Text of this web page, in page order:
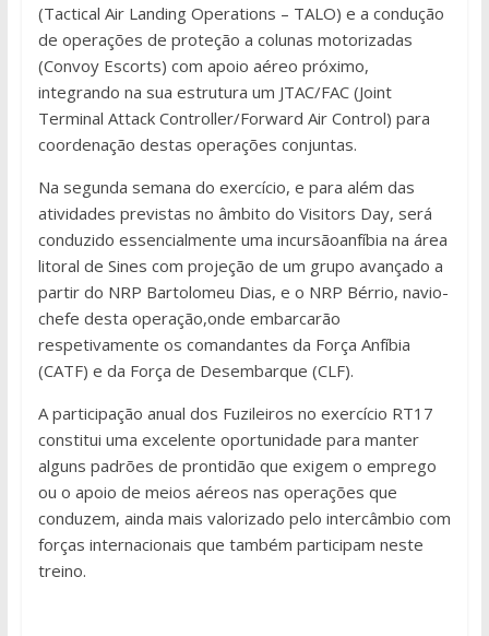
(Tactical Air Landing Operations – TALO) e a condução
de operações de proteção a colunas motorizadas
(Convoy Escorts) com apoio aéreo próximo,
integrando na sua estrutura um JTAC/FAC (Joint
Terminal Attack Controller/Forward Air Control) para
coordenação destas operações conjuntas.
Na segunda semana do exercício, e para além das
atividades previstas no âmbito do Visitors Day, será
conduzido essencialmente uma incursãoanfíbia na área
litoral de Sines com projeção de um grupo avançado a
partir do NRP Bartolomeu Dias, e o NRP Bérrio, navio-
chefe desta operação,onde embarcarão
respetivamente os comandantes da Força Anfíbia
(CATF) e da Força de Desembarque (CLF).
A participação anual dos Fuzileiros no exercício RT17
constitui uma excelente oportunidade para manter
alguns padrões de prontidão que exigem o emprego
ou o apoio de meios aéreos nas operações que
conduzem, ainda mais valorizado pelo intercâmbio com
forças internacionais que também participam neste
treino.